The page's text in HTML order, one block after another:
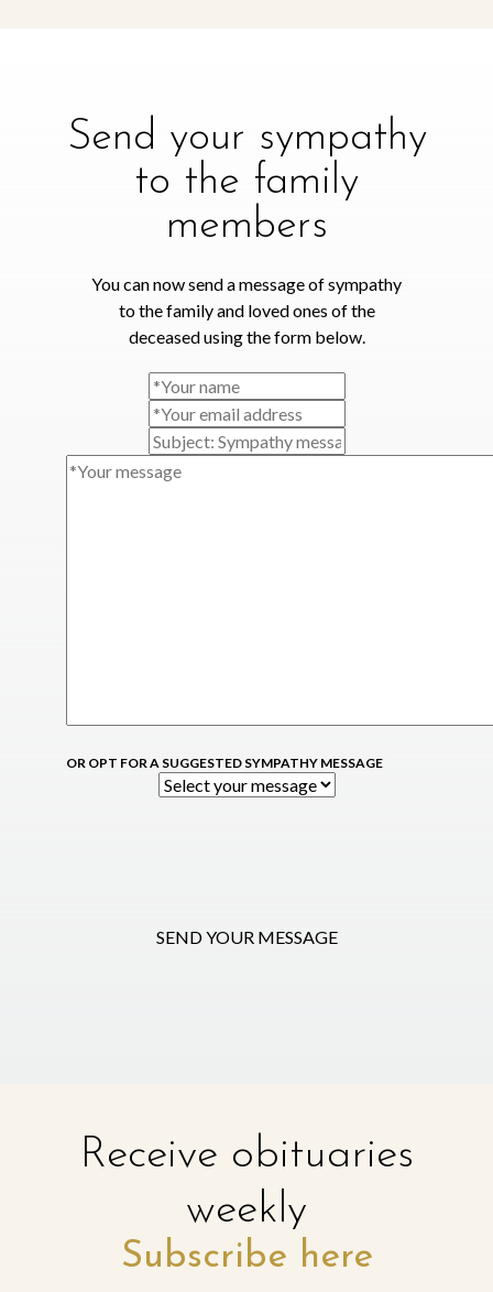
Send your sympathy
to the family
members
You can now send a message of sympathy
to the family and loved ones of the
deceased using the form below.
OR OPT FOR A SUGGESTED SYMPATHY MESSAGE
SEND YOUR MESSAGE
Receive obituaries
weekly
Subscribe here